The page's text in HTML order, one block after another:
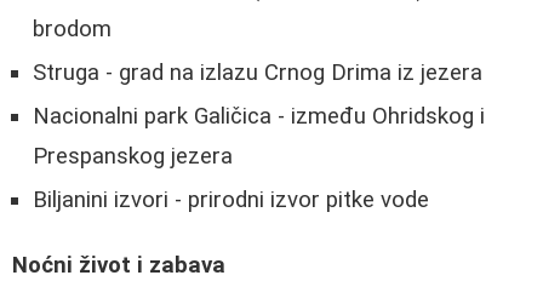
brodom
Struga - grad na izlazu Crnog Drima iz jezera
Nacionalni park Galičica - između Ohridskog i
Prespanskog jezera
Biljanini izvori - prirodni izvor pitke vode
Noćni život i zabava